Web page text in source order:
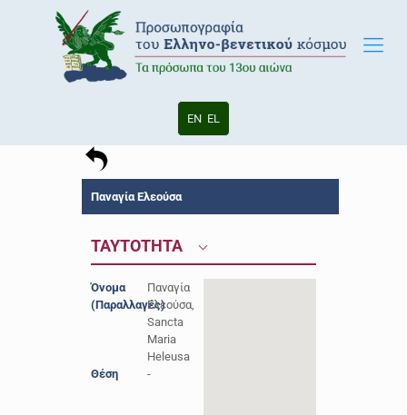
EN EL
Παναγία Ελεούσα
ΤΑΥΤΟΤΗΤΑ
Όνομα
(Παραλλαγές)
Παναγία
Ελεούσα,
Sancta
Maria
Heleusa
Θέση
-